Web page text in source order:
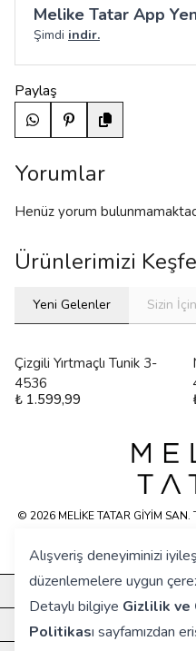
Alışveriş deneyiminizi
düzenlemelere uygun
Detaylı bilgiye Gizlilik ve
Politikası sayfamızdan
Melike Tatar App
Şimdi indir.
Paylaş
Yorumlar
Henüz yorum
Ürünlerimizi
Yeni Gelenler Sizin
Çizgili Yırtmaçlı Tunik 3-
4536
₺ 1.599,99
KURUMSAL
HIZLI ERİŞİM
© 2026 MELİKE TATAR GİYİM SAN.